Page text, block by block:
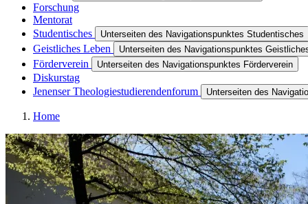
Forschung
Mentorat
Studentisches
Unterseiten des Navigationspunktes Studentisches
Geistliches Leben Unterseiten des Navigationspunktes
Förderverein Unterseiten des Navigationspunktes Förderverein
Diskurstag
Jenenser Theologiestudierendenforum
Unterseiten des
Home